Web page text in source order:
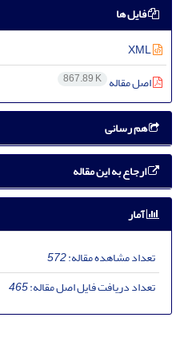
فایل ها
اصل مقاله 867.89 K
هم رسانی
ارجاع به این مقاله
آمار
تعداد مشاهده مقاله:572
تعداد دریافت فایل اصل مقاله:465